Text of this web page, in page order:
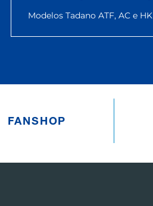
Modelos Tadano ATF, AC e HK
FANSHOP